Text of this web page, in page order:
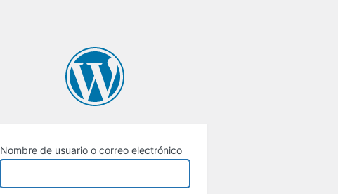
Nombre de usuario o correo electrónico